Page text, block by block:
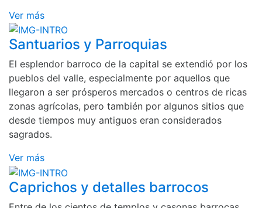
Ver más
Santuarios y Parroquias
El esplendor barroco de la capital se extendió por los
pueblos del valle, especialmente por aquellos que
llegaron a ser prósperos mercados o centros de ricas
zonas agrícolas, pero también por algunos sitios que
desde tiempos muy antiguos eran considerados
sagrados.
Ver más
Caprichos y detalles barrocos